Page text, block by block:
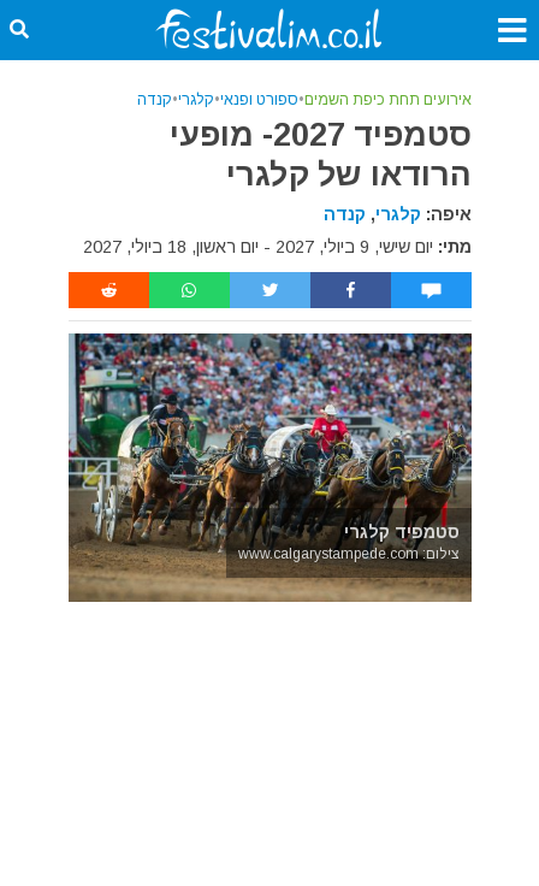
אירועים תחת כיפת השמים•ספורט ופנאי•קלגרי•קנדה
סטמפיד 2027- מופעי
הרודאו של קלגרי
איפה: קלגרי, קנדה
מתי: יום שישי, 9 ביולי, 2027 - יום ראשון, 18 ביולי, 2027
סטמפיד קלגרי
צילום: www.calgarystampede.com